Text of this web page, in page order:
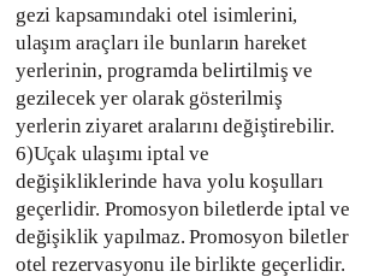
gezi kapsamındaki otel isimlerini,
ulaşım araçları ile bunların hareket
yerlerinin, programda belirtilmiş ve
gezilecek yer olarak gösterilmiş
yerlerin ziyaret aralarını değiştirebilir.
6)Uçak ulaşımı iptal ve
değişikliklerinde hava yolu koşulları
geçerlidir. Promosyon biletlerde iptal ve
değişiklik yapılmaz. Promosyon biletler
otel rezervasyonu ile birlikte geçerlidir.